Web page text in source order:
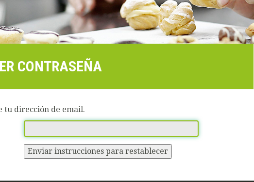
CONTRASEÑA
tu dirección de email.
Enviar instrucciones para restablecer